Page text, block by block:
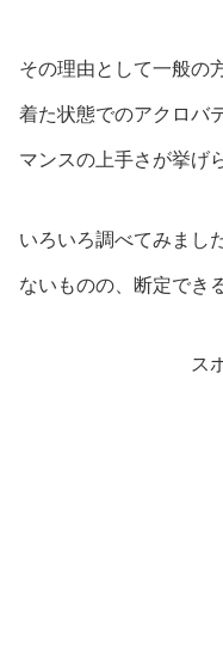
その理由として一般の
着た状態でのアクロバ
マンスの上手さが挙げ
いろいろ調べてみまし
ないものの、断定でき
ス